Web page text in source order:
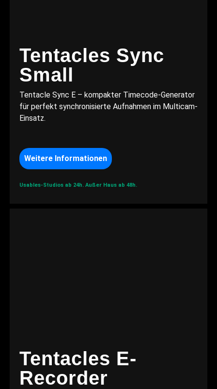
Tentacles Sync
Small
Tentacle Sync E – kompakter Timecode-Generator
für perfekt synchronisierte Aufnahmen im Multicam-
Einsatz.
Weitere Informationen
Usables-Studios ab 24h. Außer Haus ab 48h.
Tentacles E-
Recorder